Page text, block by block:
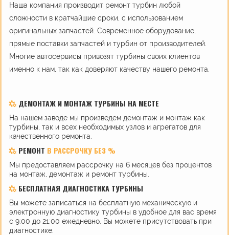
Наша компания производит ремонт турбин любой
сложности в кратчайшие сроки, с использованием
оригинальных запчастей. Современное оборудование,
прямые поставки запчастей и турбин от производителей.
Многие автосервисы привозят турбины своих клиентов
именно к нам, так как доверяют качеству нашего ремонта.
ДЕМОНТАЖ И МОНТАЖ ТУРБИНЫ НА МЕСТЕ
На нашем заводе мы произведем демонтаж и монтаж как
турбины, так и всех необходимых узлов и агрегатов для
качественного ремонта.
РЕМОНТ В РАССРОЧКУ БЕЗ %
Мы предоставляем рассрочку на 6 месяцев без процентов
на монтаж, демонтаж и ремонт турбины.
БЕСПЛАТНАЯ ДИАГНОСТИКА ТУРБИНЫ
Вы можете записаться на бесплатную механическую и
электронную диагностику турбины в удобное для вас время
с 9:00 до 21:00 ежедневно. Вы можете присутствовать при
диагностике.